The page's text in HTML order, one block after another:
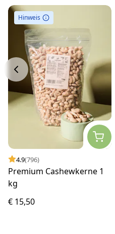
Hinweis
4.9(796)
Premium Cashewkerne 1
kg
€ 15,50